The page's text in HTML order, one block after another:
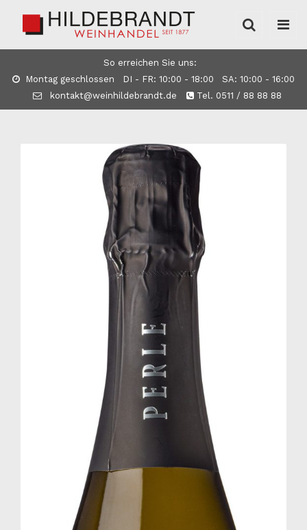
So erreichen Sie uns:
Montag geschlossen DI - FR: 10:00 - 18:00 SA: 10:00 - 16:00
kontakt@weinhildebrandt.de
Tel. 0511 / 88 88 88